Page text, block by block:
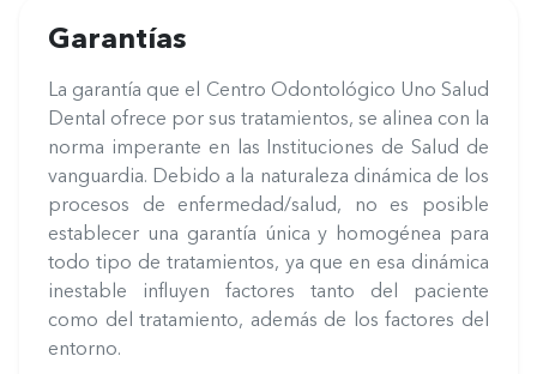
Garantías
La garantía que el Centro Odontológico Uno Salud
Dental ofrece por sus tratamientos, se alinea con la
norma imperante en las Instituciones de Salud de
vanguardia. Debido a la naturaleza dinámica de los
procesos de enfermedad/salud, no es posible
establecer una garantía única y homogénea para
todo tipo de tratamientos, ya que en esa dinámica
inestable influyen factores tanto del paciente
como del tratamiento, además de los factores del
entorno.